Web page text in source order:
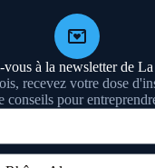
vous à la newsletter de
recevez votre dose
conseils pour